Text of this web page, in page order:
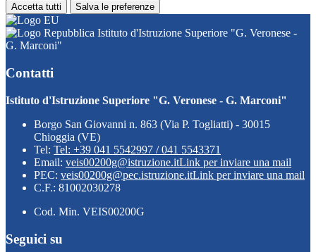
Accetta tutti Salva le preferenze
Istituto d'Istruzione Superiore "G. Veronese -
G. Marconi"
Contatti
Istituto d'Istruzione Superiore "G. Veronese - G. Marconi"
Borgo San Giovanni n. 863 (Via P. Togliatti) - 30015
Chioggia (VE)
Tel: Tel: +39 041 5542997 / 041 5543371
Email: veis00200g@istruzione.itLink per inviare una mail
PEC: veis00200g@pec.istruzione.itLink per inviare una mail
C.F.: 81002030278
Cod. Min. VEIS00200G
Seguici su